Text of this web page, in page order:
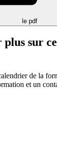
le pdf
plus sur
de la
et un